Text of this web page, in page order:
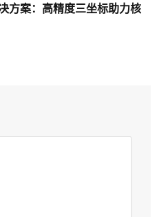
方案：高精度三坐标助力核